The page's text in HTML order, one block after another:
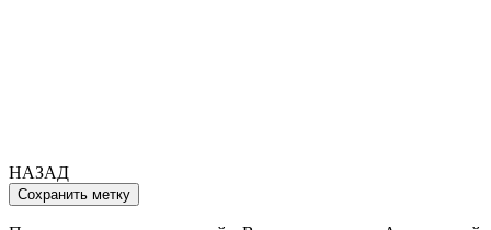
НАЗАД